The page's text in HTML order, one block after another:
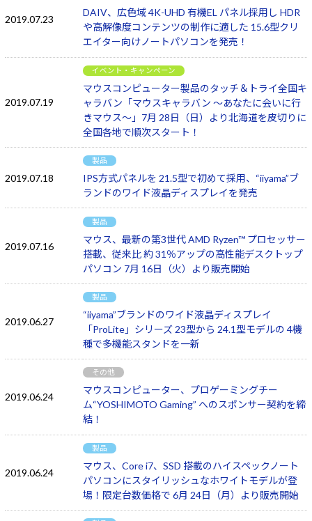
2019.07.23
DAIV、広色域 4K-UHD 有機EL パネル採用し HDR
や高解像度コンテンツの制作に適した 15.6型クリ
エイター向けノートパソコンを発売！
2019.07.19
イベント・キャンペーン
マウスコンピューター製品のタッチ＆トライ全国キ
ャラバン「マウスキャラバン ～あなたに会いに行
きマウス～」7月 28日（日）より北海道を皮切りに
全国各地で順次スタート！
2019.07.18
製品
IPS方式パネルを 21.5型で初めて採用、“iiyama”ブ
ランドのワイド液晶ディスプレイを発売
2019.07.16
製品
マウス、最新の第3世代 AMD Ryzen™ プロセッサー
搭載、従来比 約 31％アップの高性能デスクトップ
パソコン 7月 16日（火）より販売開始
2019.06.27
製品
“iiyama”ブランドのワイド液晶ディスプレイ
「ProLite」シリーズ 23型から 24.1型モデルの 4機
種で多機能スタンドを一新
2019.06.24
その他
マウスコンピューター、プロゲーミングチー
ム“YOSHIMOTO Gaming” へのスポンサー契約を締
結！
2019.06.24
製品
マウス、Core i7、SSD 搭載のハイスペックノート
パソコンにスタイリッシュなホワイトモデルが登
場！限定台数価格で 6月 24日（月）より販売開始